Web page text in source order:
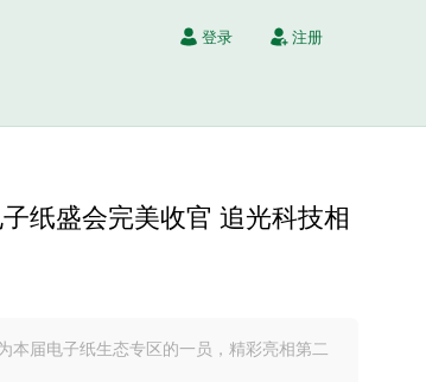
登录 注册
纸盛会完美收官 追光科技相
本届电子纸生态专区的一员，精彩亮相第二